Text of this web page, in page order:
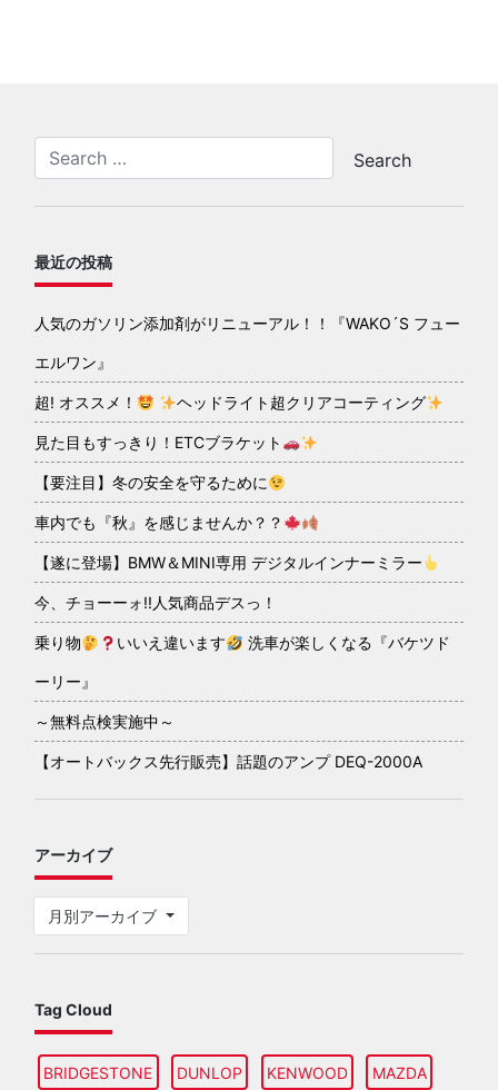
最近の投稿
人気のガソリン添加剤がリニューアル！！『WAKO´S フュー
エルワン』
超! オススメ！ ヘッドライト超クリアコーティング
見た目もすっきり！ETCブラケット
【要注目】冬の安全を守るために
車内でも『秋』を感じませんか？？
【遂に登場】BMW＆MINI専用 デジタルインナーミラー
今、チョーーォ!!人気商品デスっ！
乗り物 いいえ違います 洗車が楽しくなる『バケツド
ーリー』
～無料点検実施中～
【オートバックス先行販売】話題のアンプ DEQ-2000A
アーカイブ
月別アーカイブ
Tag Cloud
BRIDGESTONE DUNLOP KENWOOD MAZDA